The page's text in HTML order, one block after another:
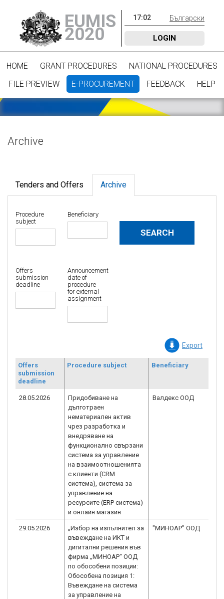
EUMIS
2020
17:02 Български
LOGIN
HOME GRANT PROCEDURES
NATIONAL PROCEDURES
FILE PREVIEW
E-PROCUREMENT FEEDBACK HELP
Archive
Tenders and Offers Archive
Procedure
subject
Beneficiary
Offers
submission
deadline
Announcement
date of
procedure
for external
assignment
Export
Offers
submission
deadline
Procedure subject Beneficiary
28.05.2026
Придобиване на
дълготраен
нематериален актив
чрез разработка и
внедряване на
функционално свързани
система за управление
на взаимоотношенията
с клиенти (CRM
система), система за
управление на
ресурсите (ERP система)
и онлайн магазин
Валдекс ООД
29.05.2026
„Избор на изпълнител за
въвеждане на ИКТ и
дигитални решения във
фирма „МИНОАР“ ООД
по обособени позиции:
Обособена позиция 1:
Въвеждане на система
за управление на
"МИНОАР" ООД